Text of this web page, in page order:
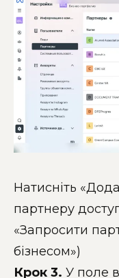
Натисніть
партнеру
«Запросити
бізнесом»)
Крок 3. У поле